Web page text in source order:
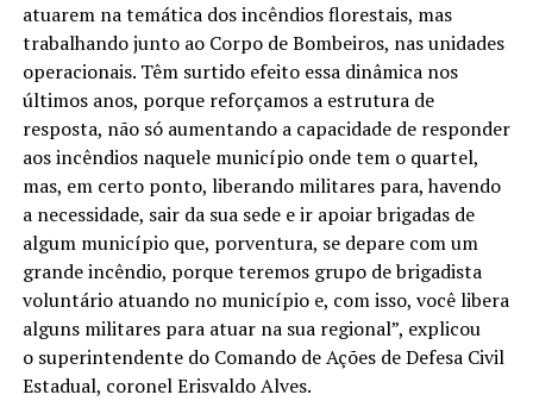
atuarem na temática dos incêndios florestais, mas
trabalhando junto ao Corpo de Bombeiros, nas unidades
operacionais. Têm surtido efeito essa dinâmica nos
últimos anos, porque reforçamos a estrutura de
resposta, não só aumentando a capacidade de responder
aos incêndios naquele município onde tem o quartel,
mas, em certo ponto, liberando militares para, havendo
a necessidade, sair da sua sede e ir apoiar brigadas de
algum município que, porventura, se depare com um
grande incêndio, porque teremos grupo de brigadista
voluntário atuando no município e, com isso, você libera
alguns militares para atuar na sua regional”, explicou
o superintendente do Comando de Ações de Defesa Civil
Estadual, coronel Erisvaldo Alves.